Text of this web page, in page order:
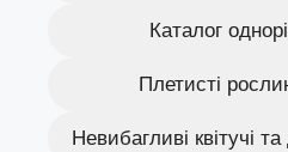
Каталог
Плетисті
Невибагливі квітучі